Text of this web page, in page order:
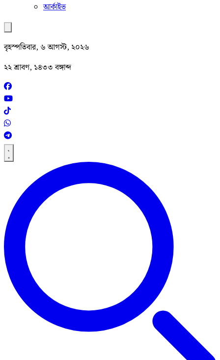
আর্কাইভ
বৃহস্পতিবার, ৬ আগস্ট, ২০২৬
২২ শ্রাবণ, ১৪৩৩ বঙ্গাব্দ